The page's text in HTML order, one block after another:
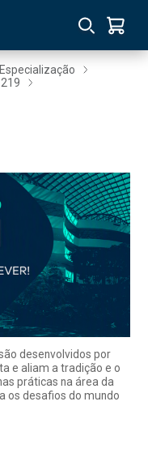
Especialização
219
desenvolvidos por
e aliam a tradição e o
práticas na área da
os desafios do mundo